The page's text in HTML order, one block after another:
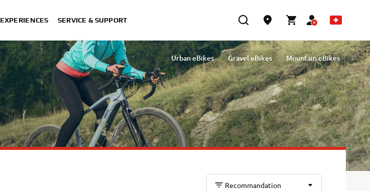
EXPERIENCES SERVICE & SUPPORT
Urban eBikes Gravel eBikes Mountain eBikes
Recommandation